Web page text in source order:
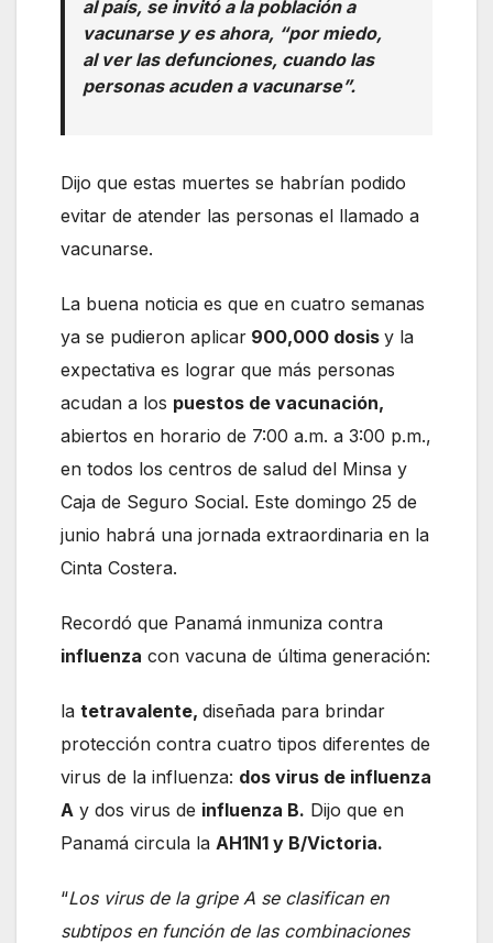
al país, se invitó a la población a
vacunarse y es ahora, “por miedo,
al ver las defunciones, cuando las
personas acuden a vacunarse”.
Dijo que estas muertes se habrían podido
evitar de atender las personas el llamado a
vacunarse.
La buena noticia es que en cuatro semanas
ya se pudieron aplicar 900,000 dosis y la
expectativa es lograr que más personas
acudan a los puestos de vacunación,
abiertos en horario de 7:00 a.m. a 3:00 p.m.,
en todos los centros de salud del Minsa y
Caja de Seguro Social. Este domingo 25 de
junio habrá una jornada extraordinaria en la
Cinta Costera.
Recordó que Panamá inmuniza contra
influenza con vacuna de última generación:
la tetravalente, diseñada para brindar
protección contra cuatro tipos diferentes de
virus de la influenza: dos virus de influenza
A y dos virus de influenza B. Dijo que en
Panamá circula la AH1N1 y B/Victoria.
“Los virus de la gripe A se clasifican en
subtipos en función de las combinaciones